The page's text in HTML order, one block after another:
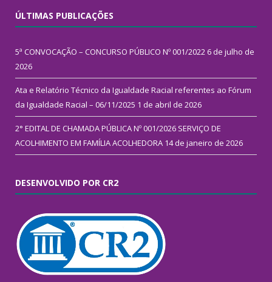
ÚLTIMAS PUBLICAÇÕES
5ª CONVOCAÇÃO – CONCURSO PÚBLICO Nº 001/2022 6 de julho de
2026
Ata e Relatório Técnico da Igualdade Racial referentes ao Fórum
da Igualdade Racial – 06/11/2025 1 de abril de 2026
2° EDITAL DE CHAMADA PÚBLICA Nº 001/2026 SERVIÇO DE
ACOLHIMENTO EM FAMÍLIA ACOLHEDORA 14 de janeiro de 2026
DESENVOLVIDO POR CR2